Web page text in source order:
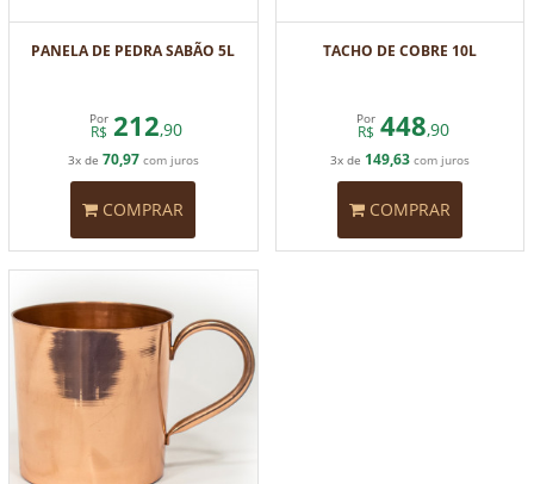
PANELA DE PEDRA SABÃO 5L
Por
R$ 212,90
3x de 70,97com juros
COMPRAR
TACHO DE COBRE 10L
Por
R$ 448,90
3x de 149,63 com juros
COMPRAR